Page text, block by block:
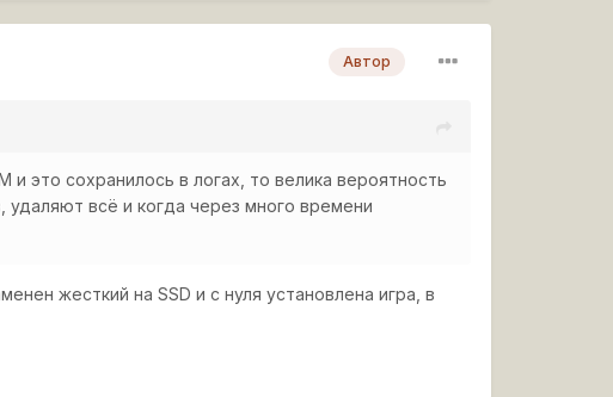
Автор
это сохранилось в логах, то велика вероятность
всё и когда через много времени
жесткий на SSD и с нуля установлена игра, в